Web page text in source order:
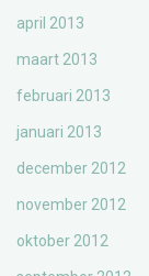
april 2013
maart 2013
februari 2013
januari 2013
december 2012
november 2012
oktober 2012